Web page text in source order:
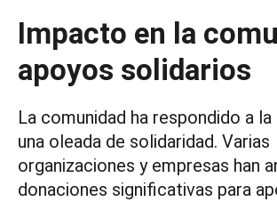
Impacto en la
apoyos solidarios
La comunidad ha respondido a
una oleada de solidaridad. Varias
organizaciones y empresas han
donaciones significativas para